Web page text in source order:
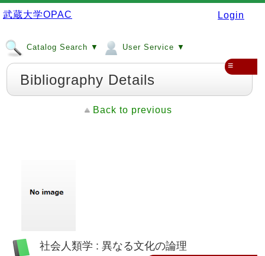
武蔵大学OPAC Login
Catalog Search ▼ User Service ▼
≡
Bibliography Details
Back to previous
社会人類学 : 異なる文化の論理